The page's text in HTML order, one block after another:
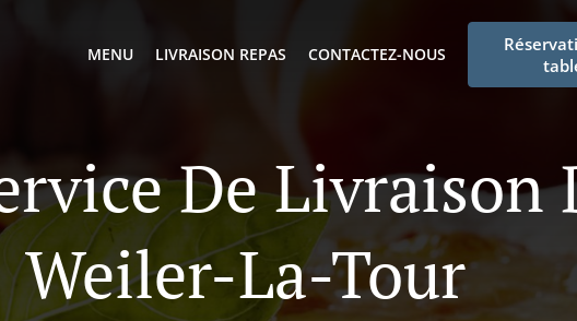
MENU LIVRAISON REPAS CONTACTEZ-NOUS
De Livraison
Weiler-La-Tour